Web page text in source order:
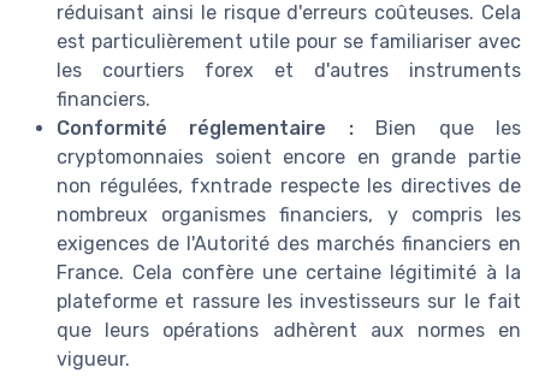
réduisant ainsi le risque d'erreurs coûteuses. Cela
est particulièrement utile pour se familiariser avec
les courtiers forex et d'autres instruments
financiers.
Conformité réglementaire : Bien que les
cryptomonnaies soient encore en grande partie
non régulées, fxntrade respecte les directives de
nombreux organismes financiers, y compris les
exigences de l'Autorité des marchés financiers en
France. Cela confère une certaine légitimité à la
plateforme et rassure les investisseurs sur le fait
que leurs opérations adhèrent aux normes en
vigueur.